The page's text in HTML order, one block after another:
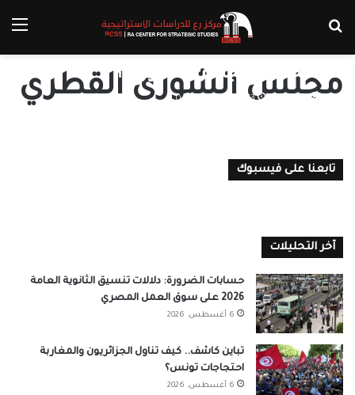
مجلس الشورى القطري
لماذا لم تنجح المرأة القطرية في
انتخابات مجلس الشورى؟
13 أكتوبر، 2021 0
تابعنا على فيسبوك
آخر التحليلات
حسابات الضرورة: دلالات تنسيق الثانوية العامة
2026 على سوق العمل المصري
6 أغسطس، 2026
تباين كاشف.. كيف تناول الجزائريون والمغاربة
احتجاجات تونس؟
6 أغسطس، 2026